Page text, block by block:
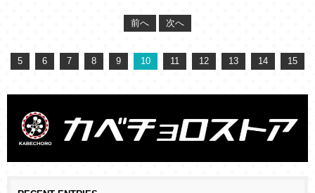
前へ 次へ
5 6 7 8 9 10 11 12 13 14 15